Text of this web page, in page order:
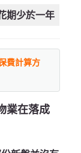
期少於一年
費計算方
業在落成